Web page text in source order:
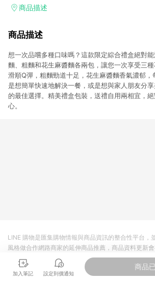
加入WOW會員告別湊免運，火箭速配、火箭跨境
商品描述
商品描述
想一次品嚐多種口味嗎？這款限定綜合禮盒絕對
麵、粗麵和花生麻醬麵各兩包，讓您一次享受三
滑順Q彈，粗麵勁道十足，花生麻醬麵香氣濃郁
是想簡單快速地解決一餐，或是想與家人朋友分
的最佳選擇。精美禮盒包裝，送禮自用兩相宜，
心。
加入筆記 設定到價通知
商品
LINE 購物是匯集購物情報與商品資訊的整合性平台，
風格做合作網路商家的延伸商品推薦，商品資料更新
商品至各合作網路商家，確認現售價與購物條件，一
準。